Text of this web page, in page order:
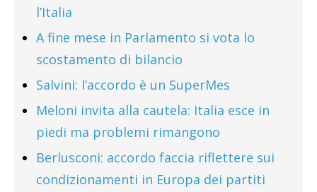
l’Italia
A fine mese in Parlamento si vota lo
scostamento di bilancio
Salvini: l’accordo è un SuperMes
Meloni invita alla cautela: Italia esce in
piedi ma problemi rimangono
Berlusconi: accordo faccia riflettere sui
condizionamenti in Europa dei partiti